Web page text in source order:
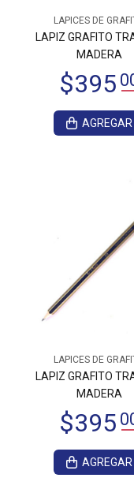
LAPICES DE
LAPIZ GRAFITO
MADERA
AGREGAR
LAPICES DE
LAPIZ GRAFITO
MADERA
AGREGAR